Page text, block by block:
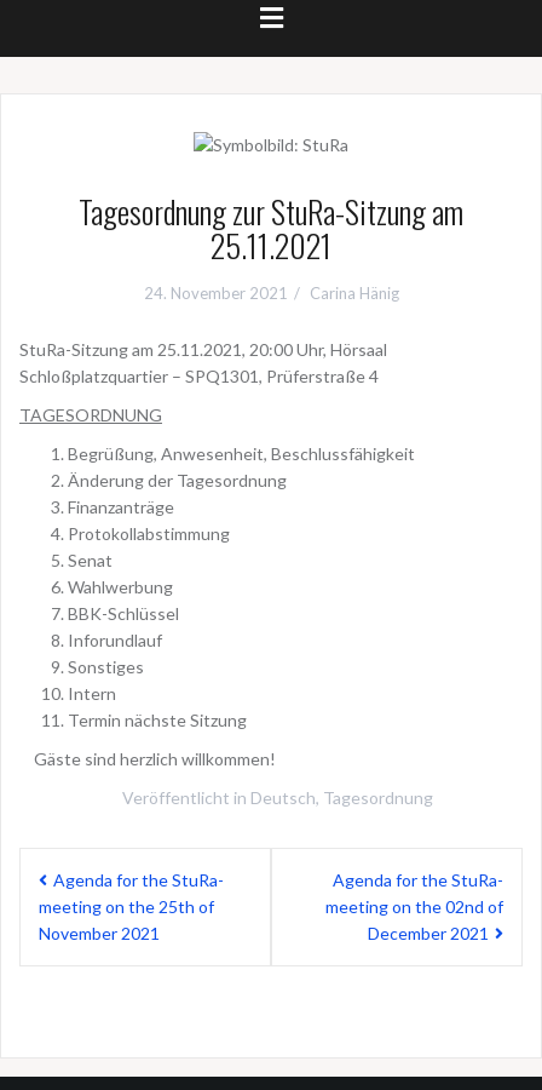
Tagesordnung zur StuRa-Sitzung am
25.11.2021
24. November 2021 Carina Hänig
StuRa-Sitzung am 25.11.2021, 20:00 Uhr, Hörsaal
Schloßplatzquartier – SPQ1301, Prüferstraße 4
TAGESORDNUNG
Begrüßung, Anwesenheit, Beschlussfähigkeit
Änderung der Tagesordnung
Finanzanträge
Protokollabstimmung
Senat
Wahlwerbung
BBK-Schlüssel
Inforundlauf
Sonstiges
Intern
Termin nächste Sitzung
Gäste sind herzlich willkommen!
Veröffentlicht in Deutsch, Tagesordnung
Beitragsnavigation
Agenda for the StuRa-
meeting on the 25th of
November 2021
Agenda for the StuRa-
meeting on the 02nd of
December 2021